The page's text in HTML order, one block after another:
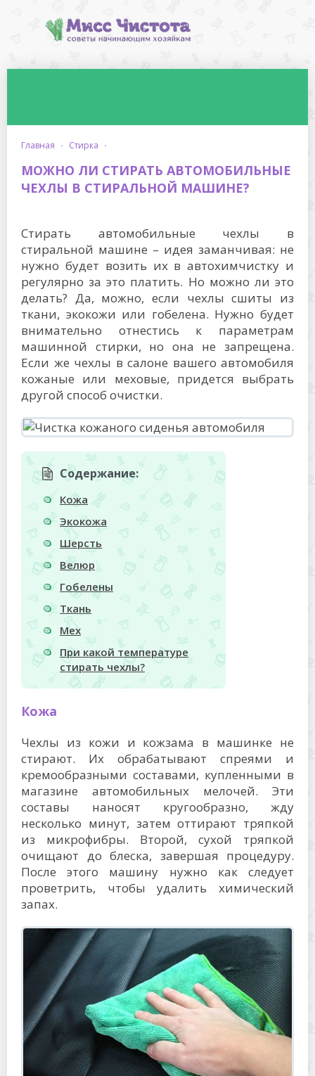
главная · стирка ·
МОЖНО ЛИ СТИРАТЬ АВТОМОБИЛЬНЫЕ
ЧЕХЛЫ В СТИРАЛЬНОЙ МАШИНЕ?
Стирать автомобильные чехлы в
стиральной машине – идея заманчивая: не
нужно будет возить их в автохимчистку и
регулярно за это платить. Но можно ли это
делать? Да, можно, если чехлы сшиты из
ткани, экокожи или гобелена. Нужно будет
внимательно отнестись к параметрам
машинной стирки, но она не запрещена.
Если же чехлы в салоне вашего автомобиля
кожаные или меховые, придется выбрать
другой способ очистки.
Содержание:
Кожа
Экокожа
Шерсть
Велюр
Гобелены
Ткань
Мех
При какой температуре
стирать чехлы?
Кожа
Чехлы из кожи и кожзама в машинке не
стирают. Их обрабатывают спреями и
кремообразными составами, купленными в
магазине автомобильных мелочей. Эти
составы наносят кругообразно, жду
несколько минут, затем оттирают тряпкой
из микрофибры. Второй, сухой тряпкой
очищают до блеска, завершая процедуру.
После этого машину нужно как следует
проветрить, чтобы удалить химический
запах.